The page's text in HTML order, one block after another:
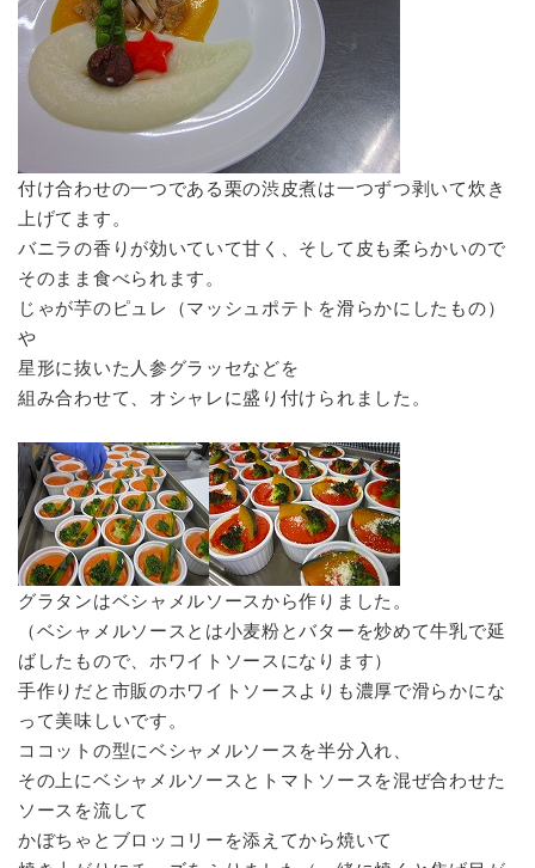
付け合わせの一つである栗の渋皮煮は一つずつ剥いて炊き
上げてます。
バニラの香りが効いていて甘く、そして皮も柔らかいので
そのまま食べられます。
じゃが芋のピュレ（マッシュポテトを滑らかにしたもの）
や
星形に抜いた人参グラッセなどを
組み合わせて、オシャレに盛り付けられました。
グラタンはベシャメルソースから作りました。
（ベシャメルソースとは小麦粉とバターを炒めて牛乳で延
ばしたもので、ホワイトソースになります）
手作りだと市販のホワイトソースよりも濃厚で滑らかにな
って美味しいです。
ココットの型にベシャメルソースを半分入れ、
その上にベシャメルソースとトマトソースを混ぜ合わせた
ソースを流して
かぼちゃとブロッコリーを添えてから焼いて